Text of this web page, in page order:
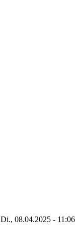
Di., 08.04.2025 - 11:06